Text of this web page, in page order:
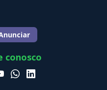
conosco